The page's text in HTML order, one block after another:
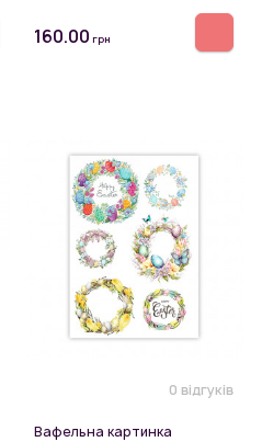
160.00 грн
0 відгуків
Вафельна картинка